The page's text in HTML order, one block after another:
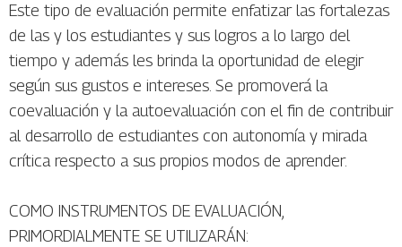
Este tipo de evaluación permite enfatizar las fortalezas
de las y los estudiantes y sus logros a lo largo del
tiempo y además les brinda la oportunidad de elegir
según sus gustos e intereses. Se promoverá la
coevaluación y la autoevaluación con el fin de contribuir
al desarrollo de estudiantes con autonomía y mirada
crítica respecto a sus propios modos de aprender.
COMO INSTRUMENTOS DE EVALUACIÓN,
PRIMORDIALMENTE SE UTILIZARÁN: